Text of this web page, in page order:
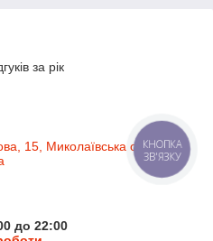
гарантия 1
заказ. Помощь в
по техзаданию и подбор
программы. Первое ТО —
бесплатно.
за рік
15, Миколаївська область,
до 22:00
КНОПКА
ЗВ'ЯЗКУ